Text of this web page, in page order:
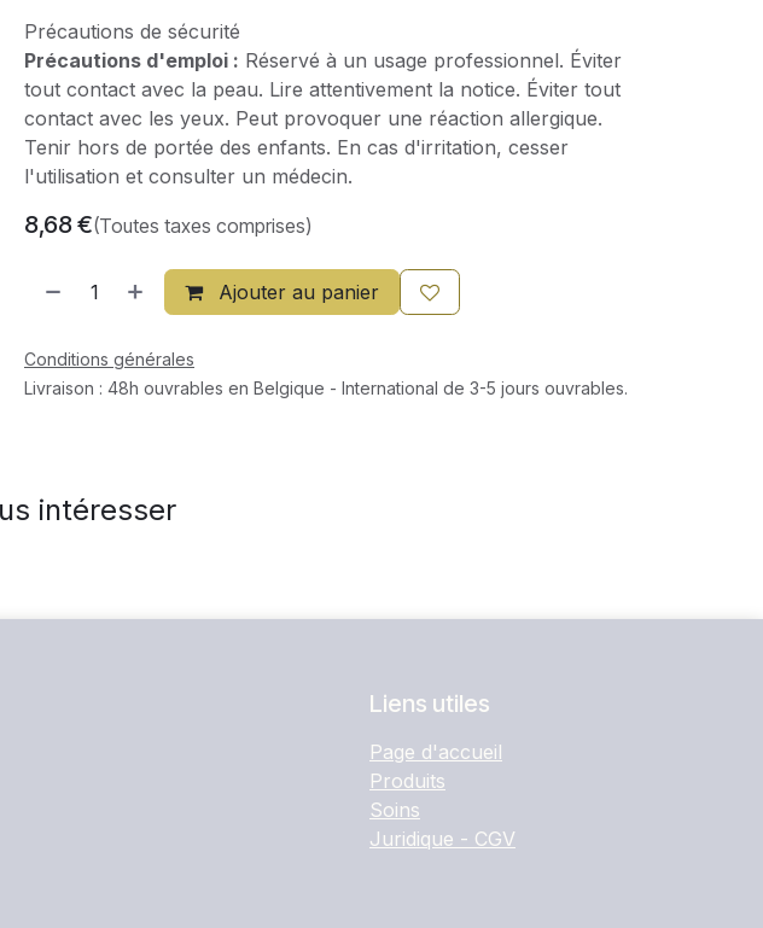
Précautions de sécurité
Précautions d'emploi : Réservé à un usage professionnel. Éviter
tout contact avec la peau. Lire attentivement la notice. Éviter tout
contact avec les yeux. Peut provoquer une réaction allergique.
Tenir hors de portée des enfants. En cas d'irritation, cesser
l'utilisation et consulter un médecin.
8,68€(Toutes taxes comprises)
Ajouter au panier
Conditions générales
Livraison : 48h ouvrables en Belgique - International de 3-5 jours ouvrables.
intéresser
Liens utiles
Page d'accueil
Produits
Soins
Juridique - CGV